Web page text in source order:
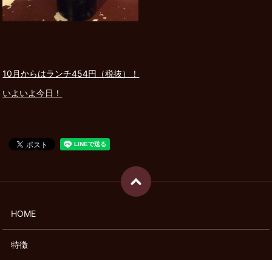
10月からはランチ454円（税抜）！
いよいよ今日！
HOME
特徴